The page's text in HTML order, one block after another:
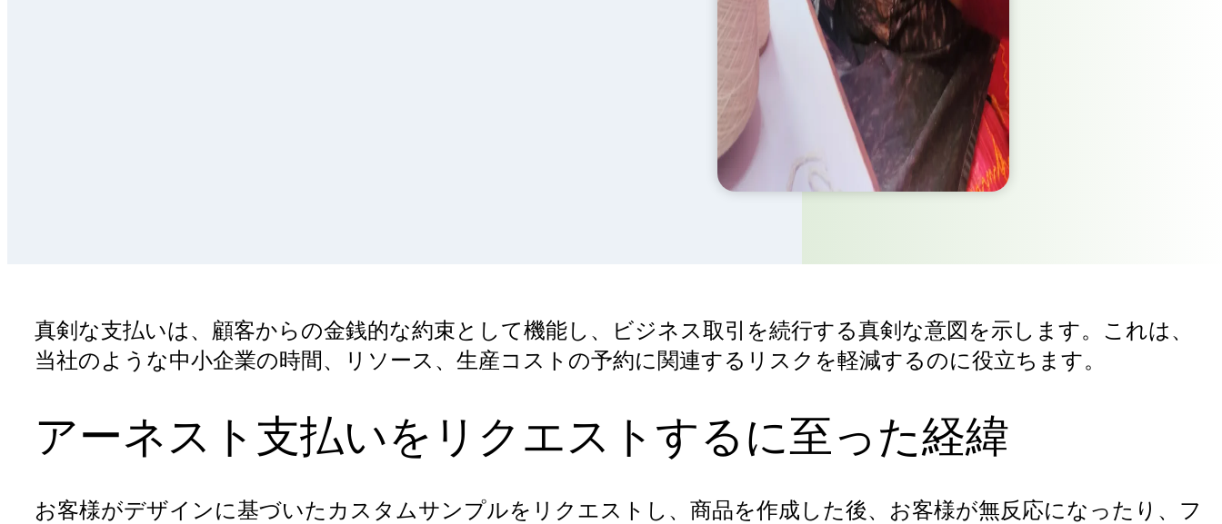
真剣な支払いは、顧客からの金銭的な約束として機能し、ビジネス取引を続行する真剣な意図を示します。これは、
当社のような中小企業の時間、リソース、生産コストの予約に関連するリスクを軽減するのに役立ちます。
アーネスト支払いをリクエストするに至った経緯
お客様がデザインに基づいたカスタムサンプルをリクエストし、商品を作成した後、お客様が無反応になったり、フ